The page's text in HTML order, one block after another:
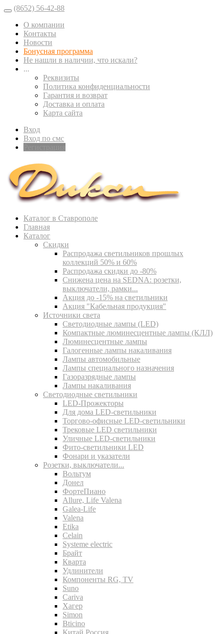
(8652) 56-42-88
О компании
Контакты
Новости
Бонусная программа
Не нашли в наличии, что искали?
...
Реквизиты
Политика конфиденциальности
Гарантия и возврат
Доставка и оплата
Карта сайта
Вход
Вход по смс
Каталог в Ставрополе
Главная
Каталог
Скидки
Распродажа светильников прошлых
коллекций 50% и 60%
Распродажа скидки до -80%
Cнижена цена на SEDNA: розетки,
выключатели, рамки...
Акция до -15% на светильники
Акция "Кабельная продукция"
Источники света
Светодиодные лампы (LED)
Компактные люминесцентные лампы (КЛЛ)
Люминесцентные лампы
Галогенные лампы накаливания
Лампы автомобильные
Лампы специального назначения
Газоразрядные лампы
Лампы накаливания
Светодиодные светильники
LED-Прожекторы
Для дома LED-светильники
Торгово-офисные LED-светильники
Трековые LED светильники
Уличные LED-светильники
Фито-светильники LED
Фонари и указатели
Розетки, выключатели...
Вольтум
Донел
ФортеПиано
Allure, Life Valena
Galea-Life
Valena
Etika
Celain
Systeme electric
Брайт
Кварта
Удлинители
Компоненты RG, TV
Suno
Cariva
Хагер
Simon
Bticino
Китай,Россия